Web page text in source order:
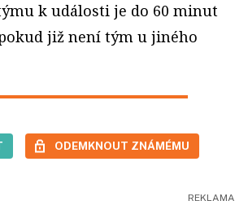
k události je do 60 minut
již není tým u jiného
ODEMKNOUT ZNÁMÉMU